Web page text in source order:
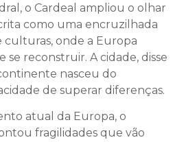
o Cardeal ampliou o olhar
como uma encruzilhada
culturas, onde a Europa
se reconstruir. A cidade, disse
nasceu do
de superar diferenças.
atual da Europa, o
fragilidades que vão